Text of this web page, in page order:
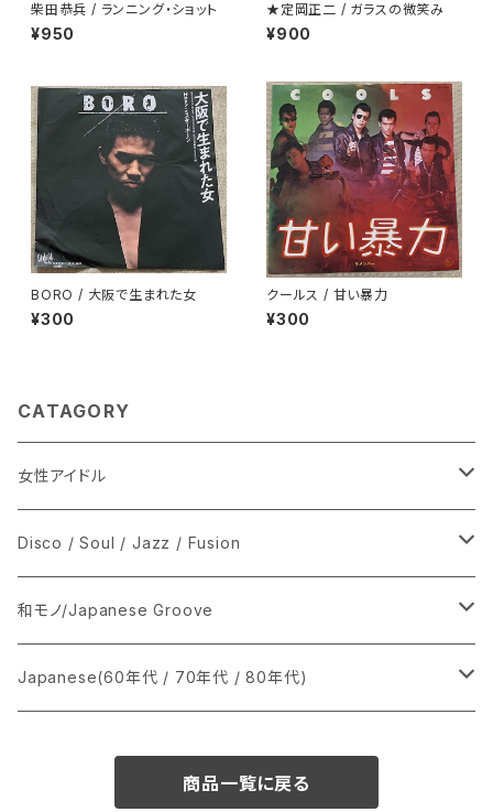
柴田恭兵 / ランニング・ショット
¥950
★定岡正二 / ガラスの微笑み
¥900
BORO / 大阪で生まれた女
¥300
クールス / 甘い暴力
¥300
CATAGORY
女性アイドル
シングル盤
あ行
か行
LP
CD
Disco / Soul / Jazz / Fusion
シングル盤
A
12インチ・シングル
和モノ/Japanese Groove
シングル盤
Japanese(60年代 / 70年代 / 80年代)
商品一覧に戻る